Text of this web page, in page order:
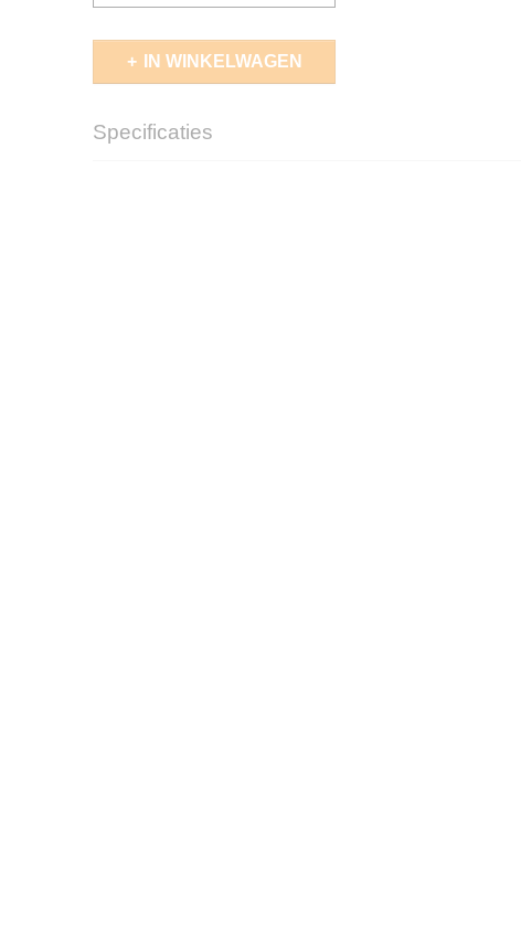
IN WINKELWAGEN
Specificaties